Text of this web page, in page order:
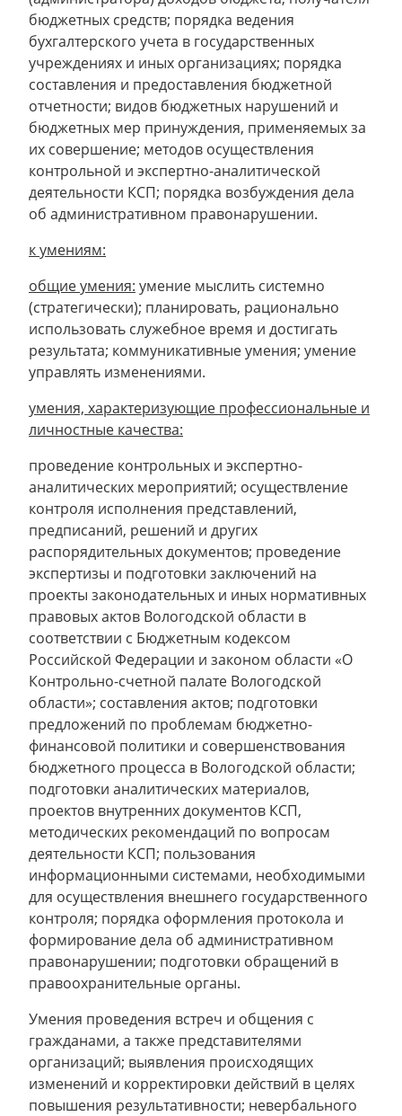
бюджетных средств; порядка ведения
бухгалтерского учета в государственных
учреждениях и иных организациях; порядка
составления и предоставления бюджетной
отчетности; видов бюджетных нарушений и
бюджетных мер принуждения, применяемых за
их совершение; методов осуществления
контрольной и экспертно-аналитической
деятельности КСП; порядка возбуждения дела
об административном правонарушении.
к умениям:
общие умения: умение мыслить системно
(стратегически); планировать, рационально
использовать служебное время и достигать
результата; коммуникативные умения; умение
управлять изменениями.
умения, характеризующие профессиональные и
личностные качества:
проведение контрольных и экспертно-
аналитических мероприятий; осуществление
контроля исполнения представлений,
предписаний, решений и других
распорядительных документов; проведение
экспертизы и подготовки заключений на
проекты законодательных и иных нормативных
правовых актов Вологодской области в
соответствии с Бюджетным кодексом
Российской Федерации и законом области «О
Контрольно-счетной палате Вологодской
области»; составления актов; подготовки
предложений по проблемам бюджетно-
финансовой политики и совершенствования
бюджетного процесса в Вологодской области;
подготовки аналитических материалов,
проектов внутренних документов КСП,
методических рекомендаций по вопросам
деятельности КСП; пользования
информационными системами, необходимыми
для осуществления внешнего государственного
контроля; порядка оформления протокола и
формирование дела об административном
правонарушении; подготовки обращений в
правоохранительные органы.
Умения проведения встреч и общения с
гражданами, а также представителями
организаций; выявления происходящих
изменений и корректировки действий в целях
повышения результативности; невербального